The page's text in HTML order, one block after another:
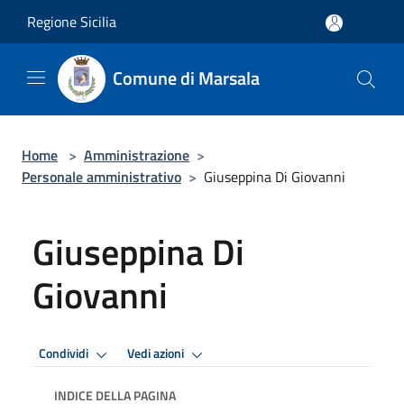
Regione Sicilia
Comune di Marsala
Home > Amministrazione >
Personale amministrativo > Giuseppina Di Giovanni
Giuseppina Di
Giovanni
Condividi Vedi azioni
INDICE DELLA PAGINA